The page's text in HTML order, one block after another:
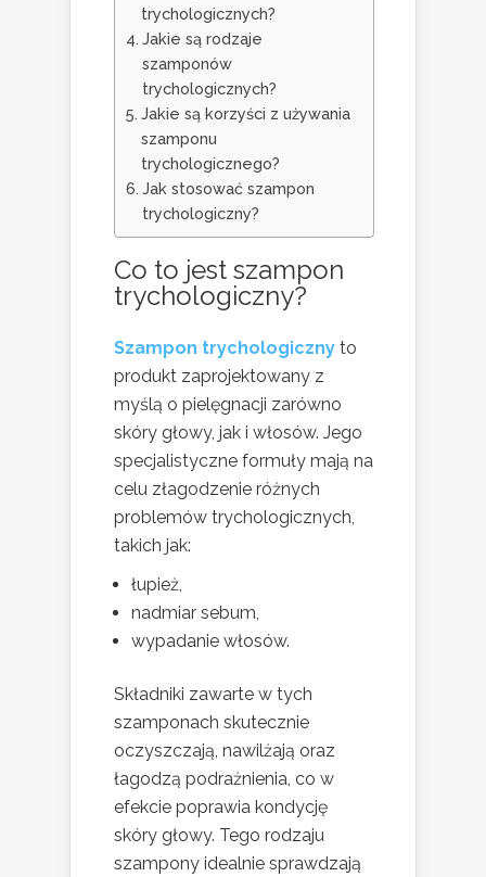
trychologicznych?
Jakie są rodzaje
szamponów
trychologicznych?
Jakie są korzyści z używania
szamponu
trychologicznego?
Jak stosować szampon
trychologiczny?
Co to jest szampon
trychologiczny?
Szampon trychologiczny to
produkt zaprojektowany z
myślą o pielęgnacji zarówno
skóry głowy, jak i włosów. Jego
specjalistyczne formuły mają na
celu złagodzenie różnych
problemów trychologicznych,
takich jak:
łupież,
nadmiar sebum,
wypadanie włosów.
Składniki zawarte w tych
szamponach skutecznie
oczyszczają, nawilżają oraz
łagodzą podrażnienia, co w
efekcie poprawia kondycję
skóry głowy. Tego rodzaju
szampony idealnie sprawdzają